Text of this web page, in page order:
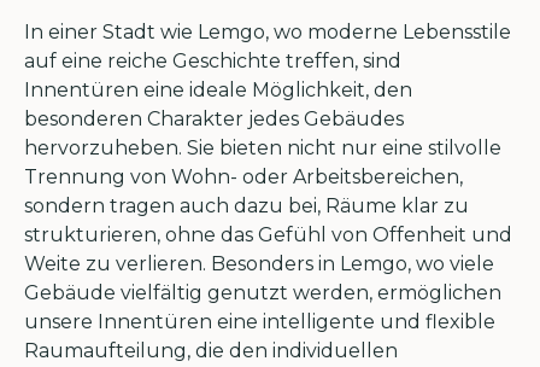
In einer Stadt wie Lemgo, wo moderne Lebensstile
auf eine reiche Geschichte treffen, sind
Innentüren eine ideale Möglichkeit, den
besonderen Charakter jedes Gebäudes
hervorzuheben. Sie bieten nicht nur eine stilvolle
Trennung von Wohn- oder Arbeitsbereichen,
sondern tragen auch dazu bei, Räume klar zu
strukturieren, ohne das Gefühl von Offenheit und
Weite zu verlieren. Besonders in Lemgo, wo viele
Gebäude vielfältig genutzt werden, ermöglichen
unsere Innentüren eine intelligente und flexible
Raumaufteilung, die den individuellen